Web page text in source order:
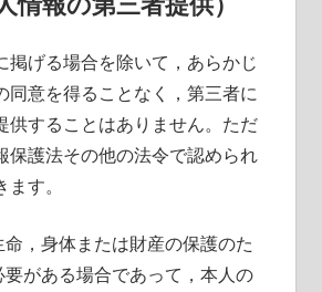
掲げる場合を除いて，あらかじ
同意を得ることなく，第三者に
供することはありません。ただ
保護法その他の法令で認められ
す。
命，身体または財産の保護のた
要がある場合であって，本人の